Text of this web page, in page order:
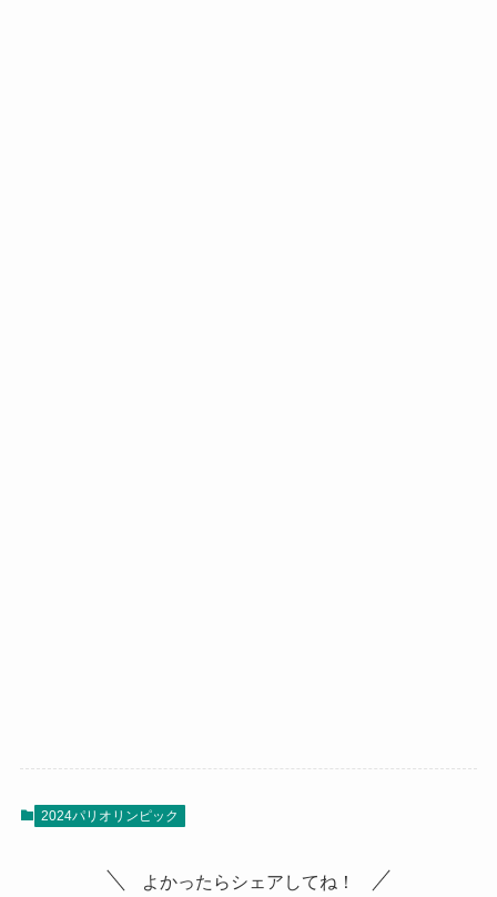
2024パリオリンピック
よかったらシェアしてね！